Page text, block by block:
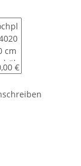
Farben auf
( andere
4020 - 200
€